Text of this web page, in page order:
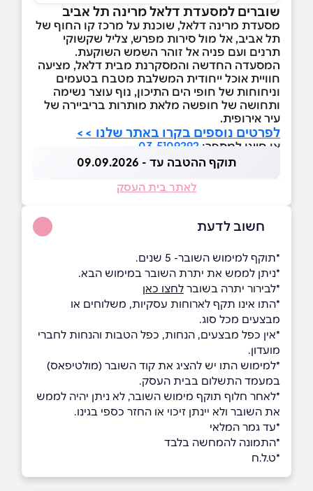
שוברים למסעדת דלאל מרינה תל אביב
מסעדת מרינה דלאל, שוכנת על מרכז קו החוף של
תל אביב, אל מול סירות מפרש, צליל שקשוקי
תרנים ועם פניה אל זוהר השמש השוקעת.
המסעדה החדשה והמסקרנת מבית דלאל, מציעה
חוויית אוכל ייחודית המשלבת מטבח בטעמים
וניחוחות של חופי הים התיכון, נוף עוצר נשימה
ותחושה של חופשה מלאת מותרות בריביירה של
עיר אירופית.
לפרטים נוספים בקרו באתר שלנו >>
או חייגו למספר: 03-5109292
תוקף ההטבה עד - 09.09.2026
לאתר בית העסק
חשוב לדעת
*תוקף למימוש השובר- 5 שנים.
*ניתן לממש את יתרת השובר במימוש הבא.
*לבירור יתרה בשובר לחצו כאן
*התו אינו תקף לארוחות עסקיות, משלוחים או
מבצעים מכל סוג.
*אין כפל מבצעים, הנחות, כפל הטבות והנחות לחברי
מועדון.
*למימוש התו יש להציג את קוד השובר (מולטיפאס)
במעמד התשלום בבית העסק.
*לאחר חלוף תוקף מימוש השובר, לא ניתן יהיה לממש
את השובר ולא יינתן זיכוי או החזר כספי בגינו.
*עד גמר המלאי
*התמונה להמחשה בלבד
*ט.ל.ח